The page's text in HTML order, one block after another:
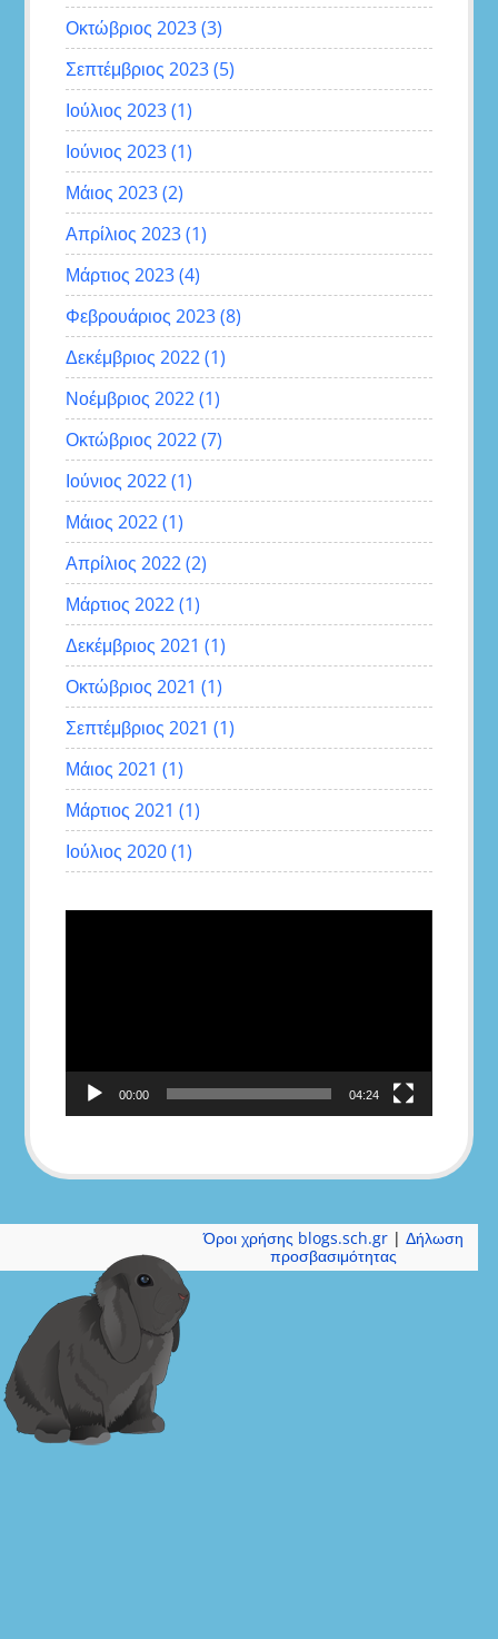
Οκτώβριος 2023(3)
Σεπτέμβριος 2023(5)
Ιούλιος 2023(1)
Ιούνιος 2023(1)
Μάιος 2023(2)
Απρίλιος 2023(1)
Μάρτιος 2023(4)
Φεβρουάριος 2023(8)
Δεκέμβριος 2022(1)
Νοέμβριος 2022(1)
Οκτώβριος 2022(7)
Ιούνιος 2022(1)
Μάιος 2022(1)
Απρίλιος 2022(2)
Μάρτιος 2022(1)
Δεκέμβριος 2021 (1)
Οκτώβριος 2021 (1)
Σεπτέμβριος 2021 (1)
Μάιος 2021 (1)
Μάρτιος 2021 (1)
Ιούλιος 2020(1)
00:00 04:24
Όροι χρήσης blogs.sch.gr |Δήλωση
προσβασιμότητας